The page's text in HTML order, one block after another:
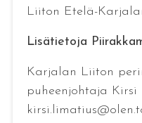
Liiton Etelä-
Lisätietoja
Karjalan Liiton
puheenjohtaja Kirsi